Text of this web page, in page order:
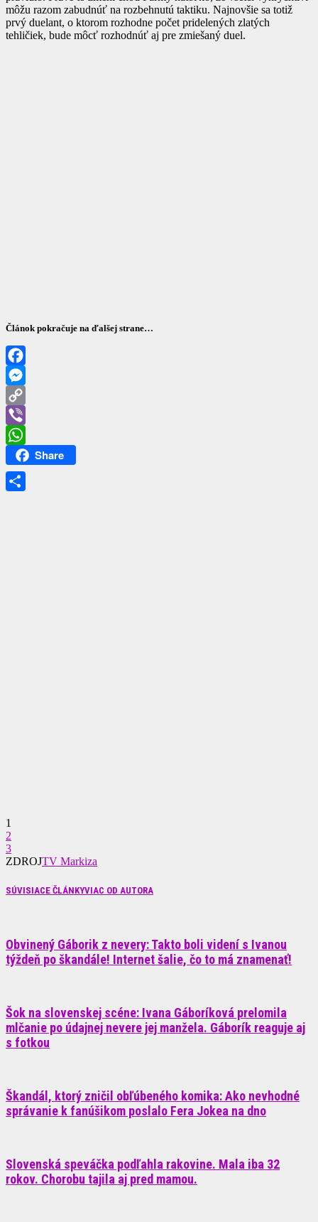
môžu razom zabudnúť na rozbehnutú taktiku. Najnovšie sa totiž
prvý duelant, o ktorom rozhodne počet pridelených zlatých
tehličiek, bude môcť rozhodnúť aj pre zmiešaný duel.
Článok pokračuje na ďalšej strane…
Facebook
Messenger
Copy
Link
Viber
WhatsAppShare
1
2
3
ZDROJTV Markiza
SÚVISIACE ČLÁNKYVIAC OD AUTORA
Obvinený Gáborik z nevery: Takto boli videní s Ivanou
týždeň po škandále! Internet šalie, čo to má znamenať!
Šok na slovenskej scéne: Ivana Gáboríková prelomila
mlčanie po údajnej nevere jej manžela. Gáborík reaguje aj
s fotkou
Škandál, ktorý zničil obľúbeného komika: Ako nevhodné
správanie k fanúšikom poslalo Fera Jokea na dno
Slovenská speváčka podľahla rakovine. Mala iba 32
rokov. Chorobu tajila aj pred mamou.